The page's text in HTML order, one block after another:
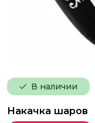
В наличии
Накачка шаров